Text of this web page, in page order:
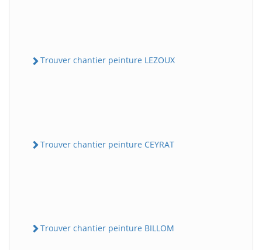
Trouver chantier peinture LEZOUX
Trouver chantier peinture CEYRAT
Trouver chantier peinture BILLOM